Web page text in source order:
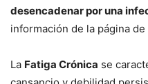
desencadenar por una
información de la página de
La Fatiga Crónica se